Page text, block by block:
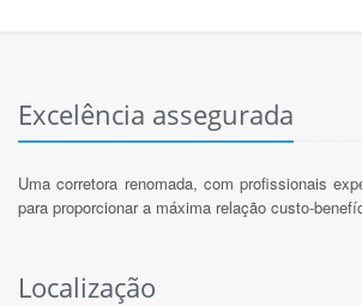
Excelência assegurada
Uma corretora renomada, com profissionais
para proporcionar a máxima relação custo-
Localização